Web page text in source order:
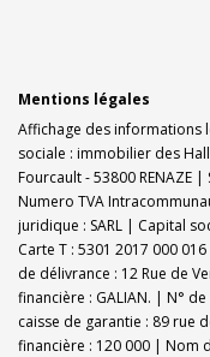
Mentions légales
Affichage des informations
sociale : immobilier des
Fourcault - 53800 RENAZE
Numero TVA
juridique : SARL | Capital
Carte T : 5301 2017 000
de délivrance : 12 Rue de
financière : GALIAN. | N°
caisse de garantie : 89 rue
financière : 120 000 | Nom